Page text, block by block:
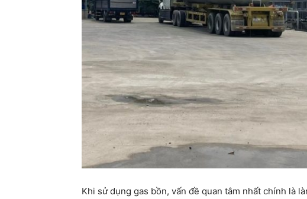
Khi sử dụng gas bồn, vấn đề quan tâm nhất chính là